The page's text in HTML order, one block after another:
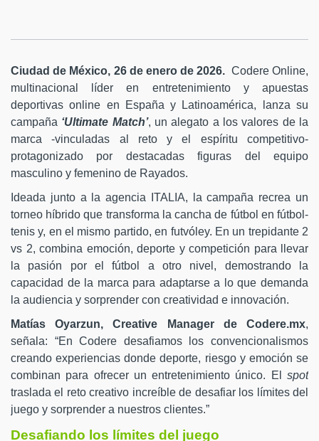
Ciudad de México, 26 de enero de 2026. Codere Online,
multinacional líder en entretenimiento y apuestas
deportivas online en España y Latinoamérica, lanza su
campaña ‘Ultimate Match’, un alegato a los valores de la
marca -vinculadas al reto y el espíritu competitivo-
protagonizado por destacadas figuras del equipo
masculino y femenino de Rayados.
Ideada junto a la agencia ITALIA, la campaña recrea un
torneo híbrido que transforma la cancha de fútbol en fútbol-
tenis y, en el mismo partido, en futvóley. En un trepidante 2
vs 2, combina emoción, deporte y competición para llevar
la pasión por el fútbol a otro nivel, demostrando la
capacidad de la marca para adaptarse a lo que demanda
la audiencia y sorprender con creatividad e innovación.
Matías Oyarzun, Creative Manager de Codere.mx,
señala: “En Codere desafiamos los convencionalismos
creando experiencias donde deporte, riesgo y emoción se
combinan para ofrecer un entretenimiento único. El spot
traslada el reto creativo increíble de desafiar los límites del
juego y sorprender a nuestros clientes.”
Desafiando los límites del juego